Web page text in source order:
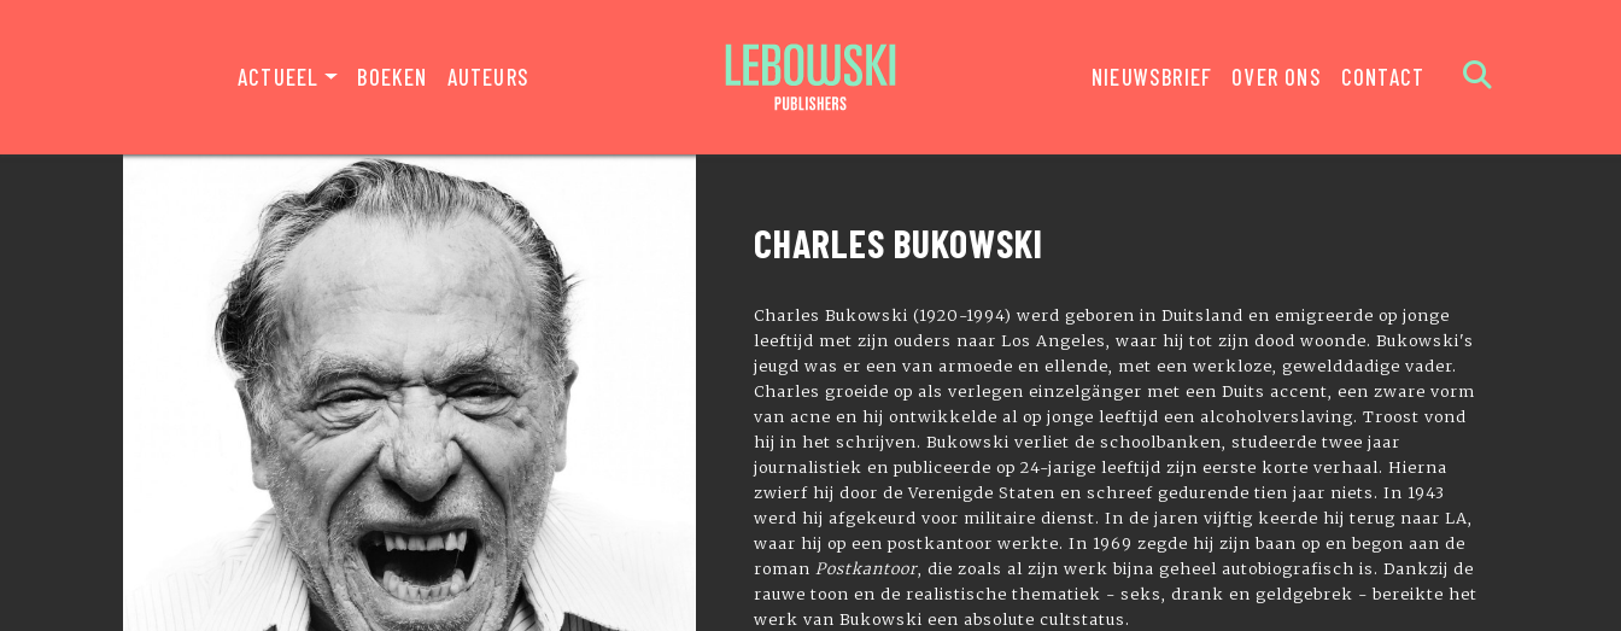
ACTUEEL BOEKEN AUTEURS NIEUWSBRIEF OVER ONS CONTACT
CHARLES BUKOWSKI
Charles Bukowski (1920-1994) werd geboren in Duitsland en emigreerde op jonge
leeftijd met zijn ouders naar Los Angeles, waar hij tot zijn dood woonde. Bukowski's
jeugd was er een van armoede en ellende, met een werkloze, gewelddadige vader.
Charles groeide op als verlegen einzelgänger met een Duits accent, een zware vorm
van acne en hij ontwikkelde al op jonge leeftijd een alcoholverslaving. Troost vond
hij in het schrijven. Bukowski verliet de schoolbanken, studeerde twee jaar
journalistiek en publiceerde op 24-jarige leeftijd zijn eerste korte verhaal. Hierna
zwierf hij door de Verenigde Staten en schreef gedurende tien jaar niets. In 1943
werd hij afgekeurd voor militaire dienst. In de jaren vijftig keerde hij terug naar LA,
waar hij op een postkantoor werkte. In 1969 zegde hij zijn baan op en begon aan de
roman Postkantoor , die zoals al zijn werk bijna geheel autobiografisch is. Dankzij de
rauwe toon en de realistische thematiek - seks, drank en geldgebrek - bereikte het
werk van Bukowski een absolute cultstatus.